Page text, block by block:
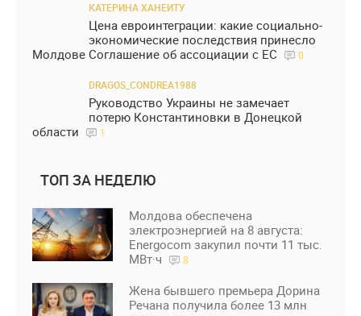
КАТЕРИНА ХАНЕИТУ
Цена евроинтеграции: какие социально-
экономические последствия принесло
Молдове Соглашение об ассоциации с ЕС
0
DRAGOS_CONDREA1988
Руководство Украины не замечает
потерю Константиновки в Донецкой
области
1
ТОП ЗА НЕДЕЛЮ
Молдова обеспечена
электроэнергией на 8 августа:
Energocom закупил почти 11 тыс.
МВт·ч
8
Жена бывшего премьера Дорина
Речана получила более 13 млн